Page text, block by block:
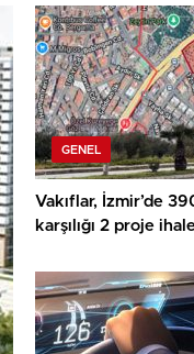
GENEL
Vakıflar, İzmir’de
karşılığı 2 proje